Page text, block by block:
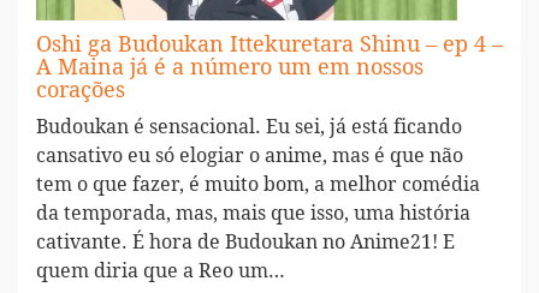
Oshi ga Budoukan Ittekuretara Shinu – ep 4 –
A Maina já é a número um em nossos
corações
Budoukan é sensacional. Eu sei, já está ficando
cansativo eu só elogiar o anime, mas é que não
tem o que fazer, é muito bom, a melhor comédia
da temporada, mas, mais que isso, uma história
cativante. É hora de Budoukan no Anime21! E
quem diria que a Reo um…